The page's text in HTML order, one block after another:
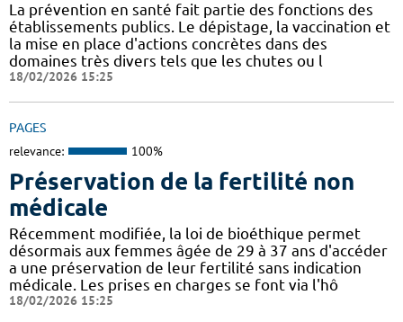
La prévention en santé fait partie des fonctions des
établissements publics. Le dépistage, la vaccination et
la mise en place d'actions concrètes dans des
domaines très divers tels que les chutes ou l
18/02/2026 15:25
PAGES
relevance: 100%
Préservation de la fertilité non
médicale
Récemment modifiée, la loi de bioéthique permet
désormais aux femmes âgée de 29 à 37 ans d'accéder
a une préservation de leur fertilité sans indication
médicale. Les prises en charges se font via l'hô
18/02/2026 15:25